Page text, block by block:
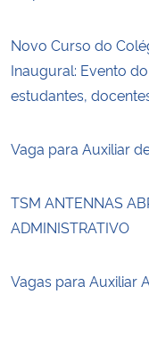
Novo Curso do
Inaugural: Evento
estudantes,
Vaga para Auxiliar
TSM ANTENNAS
ADMINISTRATIVO
Vagas para Auxiliar